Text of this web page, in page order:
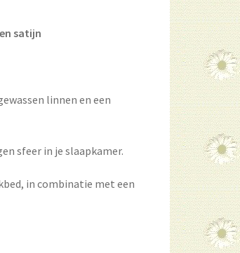
satijn
linnen en een
sfeer in je slaapkamer.
in combinatie met een